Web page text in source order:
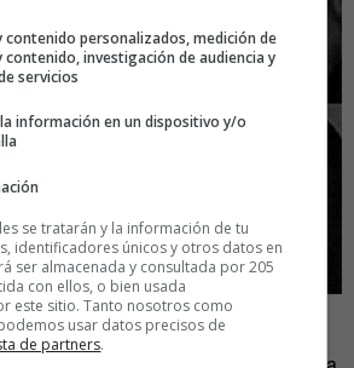
visión del mundo, conectada y
contenido personalizados, medición de
contenido, investigación de audiencia y
servicios
información en un dispositivo y/o
se tratarán y la información de tu
identificadores únicos y otros datos en
ser almacenada y consultada por 205
con ellos, o bien usada
este sitio. Tanto nosotros como
usar datos precisos de
de partners.